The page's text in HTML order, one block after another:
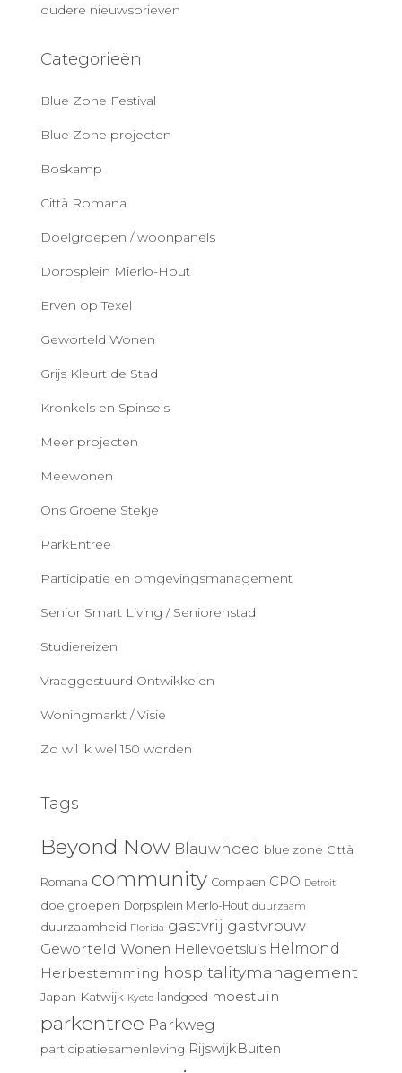
oudere nieuwsbrieven
Categorieën
Blue Zone Festival
Blue Zone projecten
Boskamp
Città Romana
Doelgroepen / woonpanels
Dorpsplein Mierlo-Hout
Erven op Texel
Geworteld Wonen
Grijs Kleurt de Stad
Kronkels en Spinsels
Meer projecten
Meewonen
Ons Groene Stekje
ParkEntree
Participatie en omgevingsmanagement
Senior Smart Living / Seniorenstad
Studiereizen
Vraaggestuurd Ontwikkelen
Woningmarkt / Visie
Zo wil ik wel 150 worden
Tags
Beyond Now Blauwhoed blue zone Città
Romana community Compaen CPO Detroit
doelgroepen Dorpsplein Mierlo-Hout duurzaam
duurzaamheid Florida gastvrij gastvrouw
Geworteld Wonen Hellevoetsluis Helmond
Herbestemming hospitalitymanagement
Japan Katwijk Kyoto landgoed moestuin
parkentree Parkweg
participatiesamenleving RijswijkBuiten